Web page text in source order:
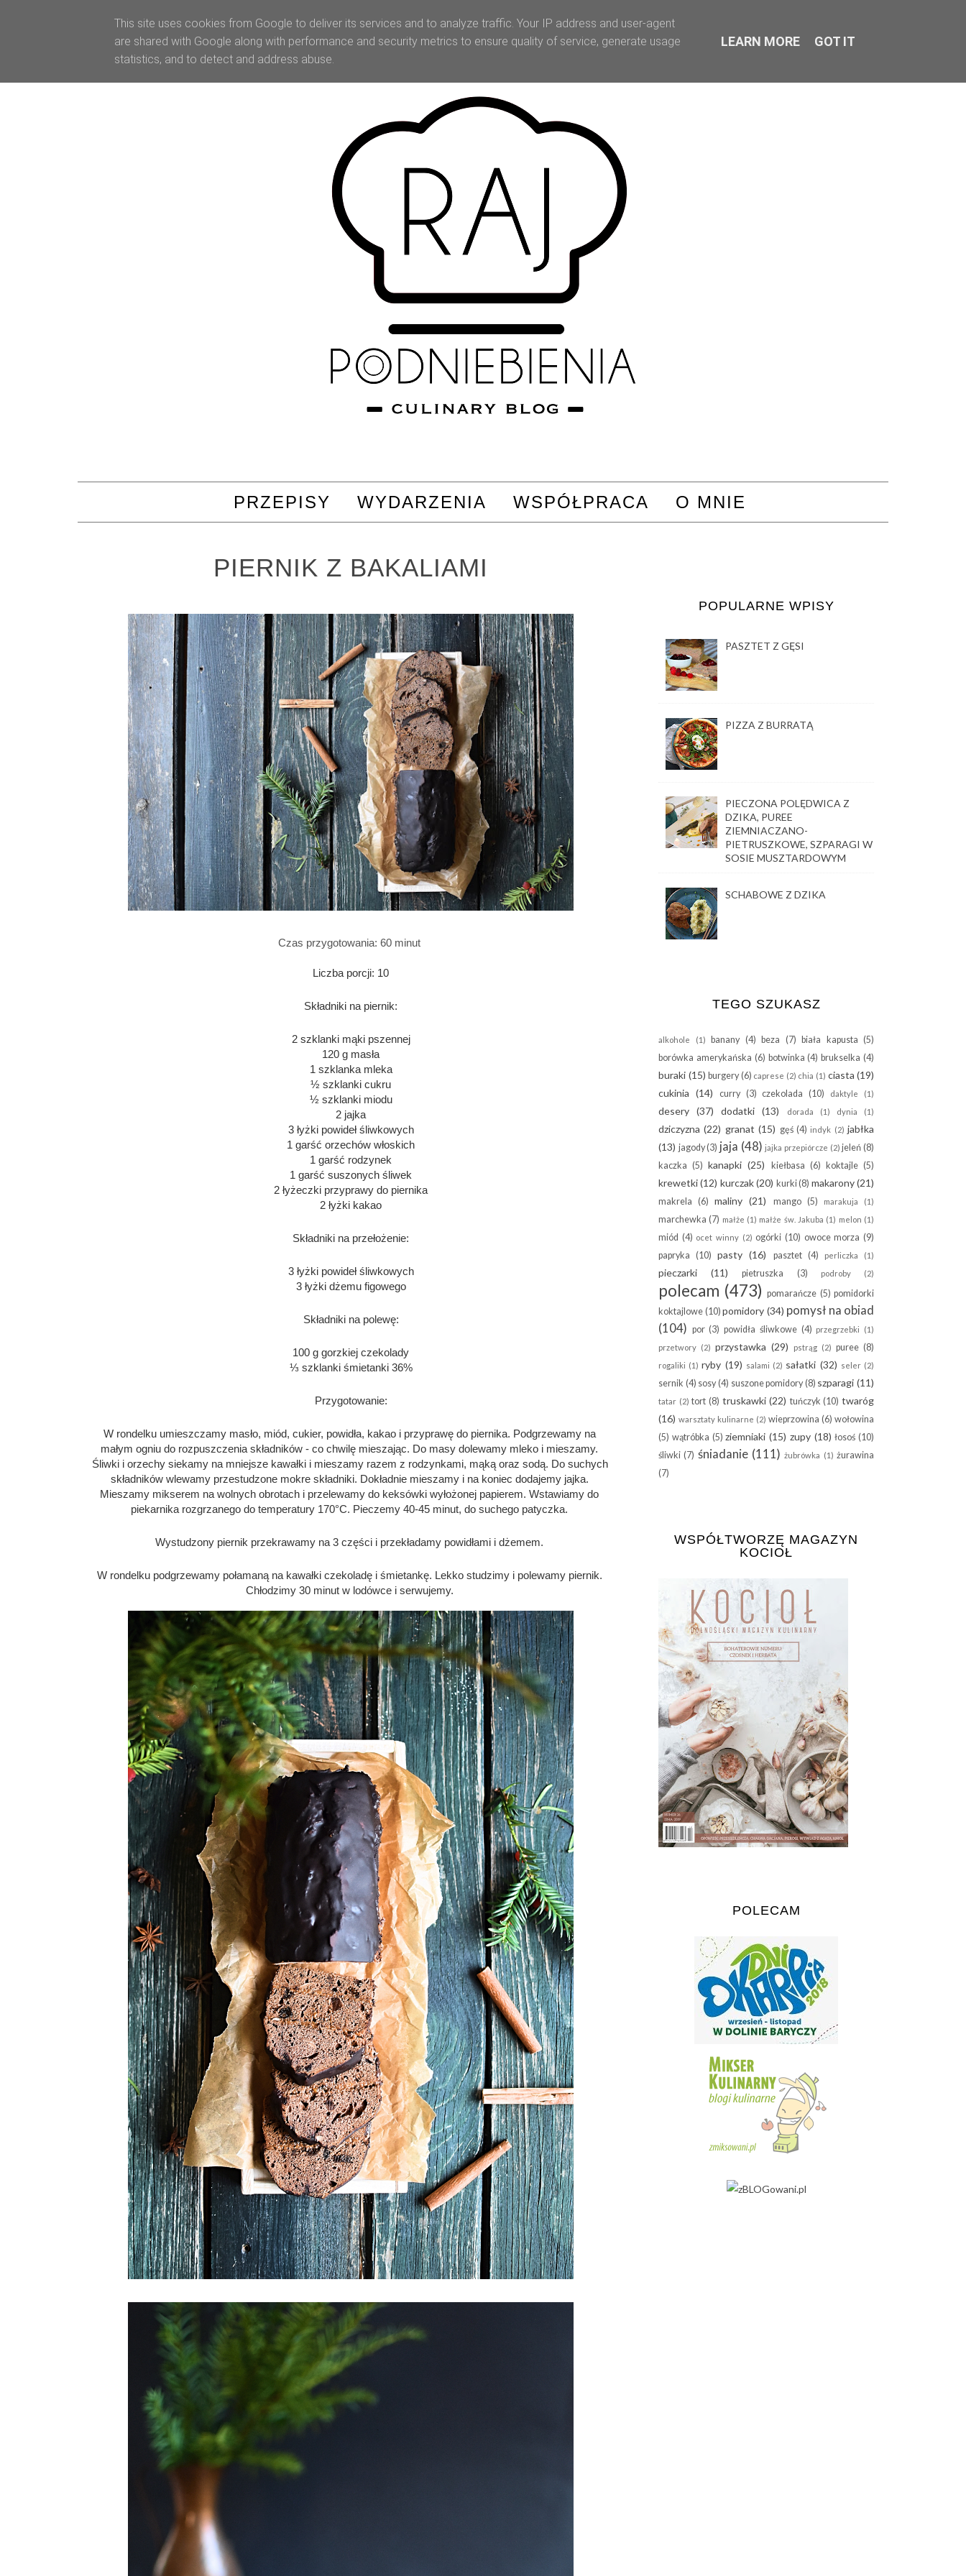
PRZEPISY WYDARZENIA WSPÓŁPRACA O MNIE
PIERNIK Z BAKALIAMI
Czas przygotowania: 60 minut
Liczba porcji: 10
Składniki na piernik:
2 szklanki mąki pszennej
120 g masła
1 szklanka mleka
½ szklanki cukru
½ szklanki miodu
2 jajka
3 łyżki powideł śliwkowych
1 garść orzechów włoskich
1 garść rodzynek
1 garść suszonych śliwek
2 łyżeczki przyprawy do piernika
2 łyżki kakao
Składniki na przełożenie:
3 łyżki powideł śliwkowych
3 łyżki dżemu figowego
Składniki na polewę:
100 g gorzkiej czekolady
⅓ szklanki śmietanki 36%
Przygotowanie:
W rondelku umieszczamy masło, miód, cukier, powidła, kakao i przyprawę do piernika. Podgrzewamy na
małym ogniu do rozpuszczenia składników - co chwilę mieszając. Do masy dolewamy mleko i mieszamy.
Śliwki i orzechy siekamy na mniejsze kawałki i mieszamy razem z rodzynkami, mąką oraz sodą. Do suchych
składników wlewamy przestudzone mokre składniki. Dokładnie mieszamy i na koniec dodajemy jajka.
Mieszamy mikserem na wolnych obrotach i przelewamy do keksówki wyłożonej papierem. Wstawiamy do
piekarnika rozgrzanego do temperatury 170°C. Pieczemy 40-45 minut, do suchego patyczka.
Wystudzony piernik przekrawamy na 3 części i przekładamy powidłami i dżemem.
W rondelku podgrzewamy połamaną na kawałki czekoladę i śmietankę. Lekko studzimy i polewamy piernik.
Chłodzimy 30 minut w lodówce i serwujemy.
POPULARNE WPISY
PASZTET Z GĘSI
PIZZA Z BURRATĄ
PIECZONA POLĘDWICA Z
DZIKA, PUREE
ZIEMNIACZANO-
PIETRUSZKOWE, SZPARAGI W
SOSIE MUSZTARDOWYM
SCHABOWE Z DZIKA
TEGO SZUKASZ
alkohole (1) banany (4) beza (7) biała kapusta (5)
borówka amerykańska (6) botwinka (4) brukselka (4)
buraki (15) burgery(6) caprese (2) chia (1) ciasta (19)
cukinia (14) curry (3) czekolada (10) daktyle (1)
desery (37) dodatki (13) dorada (1) dynia (1)
dziczyzna (22) granat (15) gęś (4) indyk (2) jabłka
(13) jagody(3) jaja (48) jajka przepiórcze (2) jeleń (8)
kaczka (5) kanapki (25) kiełbasa (6) koktajle (5)
krewetki (12) kurczak (20) kurki(8) makarony (21)
makrela (6) maliny (21) mango (5) marakuja (1)
marchewka (7) małże (1) małże św. Jakuba (1) melon (1)
miód (4) ocet winny (2) ogórki (10) owoce morza (9)
papryka
(10) pasty (16) pasztet (4) perliczka (1)
pieczarki (11) pietruszka (3) podroby (2)
polecam (473) pomarańcze (5) pomidorki
koktajlowe (10) pomidory (34) pomysł na obiad
(104) por (3) powidła śliwkowe (4) przegrzebki
(1)
przetwory (2) przystawka (29) pstrąg (2) puree (8)
rogaliki (1) ryby (19) salami (2) sałatki (32) seler (2)
sernik (4) sosy(4) suszone pomidory(8) szparagi (11)
tatar (2) tort (8) truskawki (22) tuńczyk (10) twaróg
(16) warsztaty kulinarne (2) wieprzowina (6) wołowina
(5) wątróbka (5) ziemniaki (15) zupy (18) łosoś (10)
śliwki (7) śniadanie (111) żubrówka (1) żurawina
(7)
WSPÓŁTWORZĘ MAGAZYN
KOCIOŁ
POLECAM
This site uses cookies from Google to deliver its services and to analyze traffic. Your IP address and user-agent
are shared with Google along with performance and security metrics to ensure quality of service, generate usage
statistics, and to detect and address abuse.
LEARN MORE GOT IT